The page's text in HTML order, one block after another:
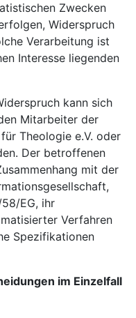
Zwecken
Widerspruch
Verarbeitung ist
Interesse liegenden
kann sich
Mitarbeiter der
Theologie e.V. oder
Der betroffenen
mit der
EG, ihr
Verfahren
Spezifikationen
im Einzelfall